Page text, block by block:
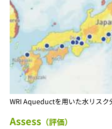
WRI Aqueductを用いた水リスク
Assess （評価）